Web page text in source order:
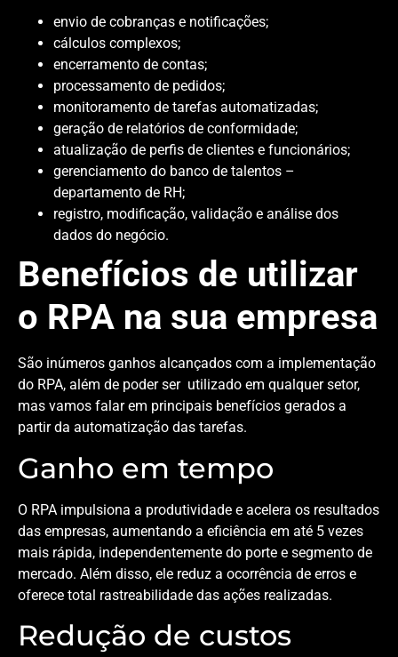
envio de cobranças e notificações;
cálculos complexos;
encerramento de contas;
processamento de pedidos;
monitoramento de tarefas automatizadas;
geração de relatórios de conformidade;
atualização de perfis de clientes e funcionários;
gerenciamento do banco de talentos –
departamento de RH;
registro, modificação, validação e análise dos
dados do negócio.
Benefícios de utilizar
o RPA na sua empresa
São inúmeros ganhos alcançados com a implementação
do RPA, além de poder ser utilizado em qualquer setor,
mas vamos falar em principais benefícios gerados a
partir da automatização das tarefas.
Ganho em tempo
O RPA impulsiona a produtividade e acelera os resultados
das empresas, aumentando a eficiência em até 5 vezes
mais rápida, independentemente do porte e segmento de
mercado. Além disso, ele reduz a ocorrência de erros e
oferece total rastreabilidade das ações realizadas.
Redução de custos